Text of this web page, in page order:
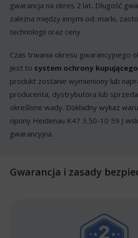
gwarancja na okres 2 lat. Długość
zależna między innymi od: marki,
technologii oraz ceny.
Czas trwania okresu gwarancyjnego
Jest to system ochrony kupującego
produkt zostanie wymieniony lub
producenta, dystrybutora lub
określone wady. Dokładny wykaz
opony Heidenau K47 3.50-10 59 J
gwarancyjna.
Gwarancja i zasady